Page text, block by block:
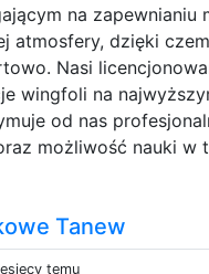
na zapewnianiu
atmosfery, dzięki
Nasi
wingfoli na
od nas
możliwość nauki w
Tanew
temu